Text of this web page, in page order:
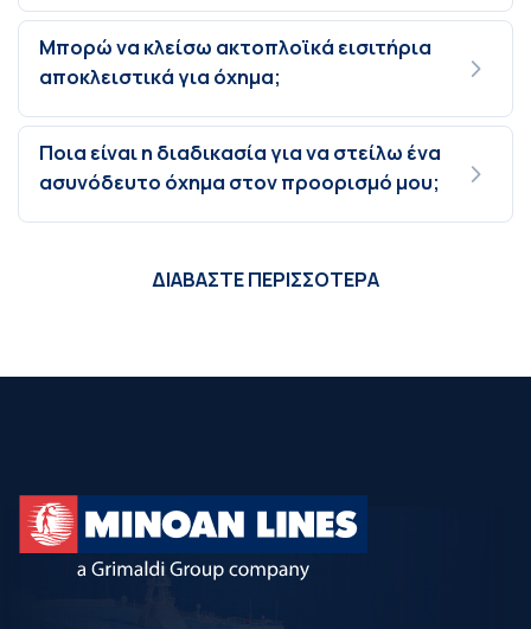
Μπορώ να κλείσω ακτοπλοϊκά εισιτήρια
αποκλειστικά για όχημα;
Ποια είναι η διαδικασία για να στείλω ένα
ασυνόδευτο όχημα στον προορισμό μου;
ΔΙΑΒΑΣΤΕ ΠΕΡΙΣΣΟΤΕΡΑ